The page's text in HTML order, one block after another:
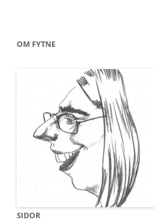
OM FYTNE
SIDOR